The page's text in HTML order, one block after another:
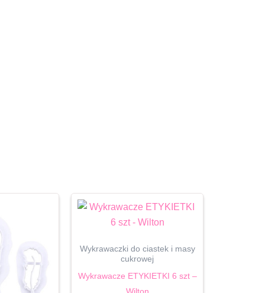
Wykrawaczki do ciastek i masy
cukrowej
Wykrawacze ETYKIETKI 6 szt –
Wilton